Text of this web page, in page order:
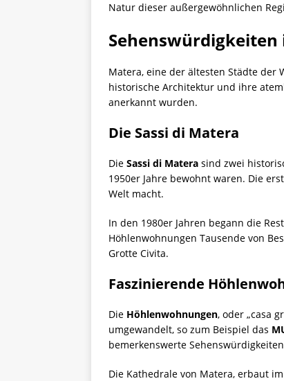
Natur dieser außergewöhnlichen
Sehenswürdigkeiten
Matera, eine der ältesten Städte
historische Architektur und ihre
anerkannt wurden.
Die Sassi di Matera
Die Sassi di Matera sind zwei
1950er Jahre bewohnt waren. Die
Welt macht.
In den 1980er Jahren begann die
Höhlenwohnungen Tausende von
Grotte Civita.
Faszinierende
Die Höhlenwohnungen, oder „casa
umgewandelt, so zum Beispiel das
bemerkenswerte
Die Kathedrale von Matera, erbaut